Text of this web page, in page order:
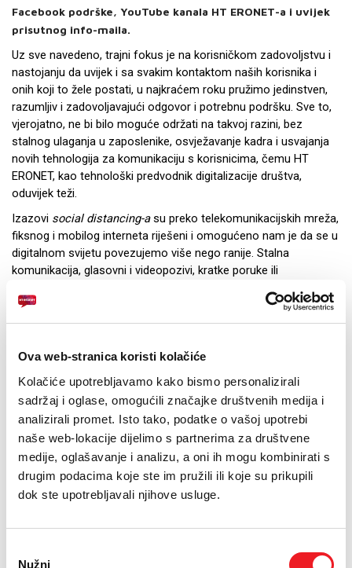
Ova web-stranica koristi kolačiće
Kolačiće upotrebljavamo kako bismo personalizirali
sadržaj i oglase, omogućili značajke društvenih medija i
analizirali promet. Isto tako, podatke o vašoj upotrebi
naše web-lokacije dijelimo s partnerima za društvene
medije, oglašavanje i analizu, a oni ih mogu kombinirati s
drugim podacima koje ste im pružili ili koje su prikupili
dok ste upotrebljavali njihove usluge.
Nužni
Facebook podrške, YouTube kanala HT ERONET-a i uvijek
prisutnog info-maila.
Uz sve navedeno, trajni fokus je na korisničkom zadovoljstvu i
nastojanju da uvijek i sa svakim kontaktom naših korisnika i
onih koji to žele postati, u najkraćem roku pružimo jedinstven,
razumljiv i zadovoljavajući odgovor i potrebnu podršku. Sve to,
vjerojatno, ne bi bilo moguće održati na takvoj razini, bez
stalnog ulaganja u zaposlenike, osvježavanje kadra i usvajanja
novih tehnologija za komunikaciju s korisnicima, čemu HT
ERONET, kao tehnološki predvodnik digitalizacije društva,
oduvijek teži.
Izazovi social distancing-asu preko telekomunikacijskih mreža,
fiksnog i mobilog interneta riješeni i omogućeno nam je da se u
digitalnom svijetu povezujemo više nego ranije. Stalna
komunikacija, glasovni i videopozivi, kratke poruke ili
informacije i iskustva. Zato je ovih dana, više nego ikada prije,
važno da imamo sigurnu i kvalitetnu povezanost sa svijetom, a
mora biti spremna odgovoriti tijekom 24 sata, sedam dana u
“Po naputcima Tima za koordinaciju krizne situacije HT
ERONET-a, a odmah po proglašenju izvanrednog stanja, brzo
smo donijeli odluku i u kratkome roku završili proces tehničke
pripreme i osposobljavanja svih djelatnika Korisničke podrške
za rad od kuće. Iako je ovo situacija u kojoj se nikada prije
nismo našli, iznimno smo ponosni što korisnička podrška ni u
jednom trenutku nije prestala s radom niti na jednom od
nalazi na četiri lokacije (Orašje, Vitez, Grude i Mostar), što se, u